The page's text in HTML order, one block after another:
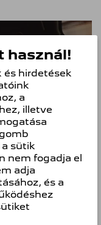
használ!
hirdetések
a
illetve
sütik
nem fogadja el
adja
és a